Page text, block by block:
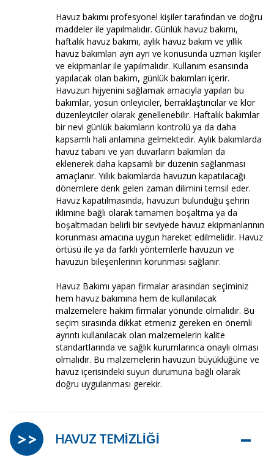
Havuz bakımı profesyonel kişiler tarafından ve doğru
maddeler ile yapılmalıdır. Günlük havuz bakımı,
haftalık havuz bakımı, aylık havuz bakım ve yıllık
havuz bakımları ayrı ayrı ve konusunda uzman kişiler
ve ekipmanlar ile yapılmalıdır. Kullanım esansında
yapılacak olan bakım, günlük bakımları içerir.
Havuzun hijyenini sağlamak amacıyla yapılan bu
bakımlar, yosun önleyiciler, berraklaştırıcılar ve klor
düzenleyiciler olarak genellenebilir. Haftalık bakımlar
bir nevi günlük bakımların kontrolü ya da daha
kapsamlı hali anlamına gelmektedir. Aylık bakımlarda
havuz tabanı ve yan duvarların bakımları da
eklenerek daha kapsamlı bir düzenin sağlanması
amaçlanır. Yıllık bakımlarda havuzun kapatılacağı
dönemlere denk gelen zaman dilimini temsil eder.
Havuz kapatılmasında, havuzun bulunduğu şehrin
iklimine bağlı olarak tamamen boşaltma ya da
boşaltmadan belirli bir seviyede havuz ekipmanlarının
korunması amacına uygun hareket edilmelidir. Havuz
örtüsü ile ya da farklı yöntemlerle havuzun ve
havuzun bileşenlerinin korunması sağlanır.
Havuz Bakımı yapan firmalar arasından seçiminiz
hem havuz bakımına hem de kullanılacak
malzemelere hakim firmalar yönünde olmalıdır. Bu
seçim sırasında dikkat etmeniz gereken en önemli
ayrıntı kullanılacak olan malzemelerin kalite
standartlarında ve sağlık kurumlarınca onaylı olması
olmalıdır. Bu malzemelerin havuzun büyüklüğüne ve
havuz içerisindeki suyun durumuna bağlı olarak
doğru uygulanması gerekir.
HAVUZ TEMİZLİĞİ –
>>